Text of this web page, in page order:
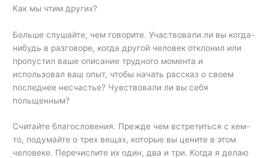
Как мы чтим других?
Больше слушайте, чем говорите. Участвовали ли вы когда-
нибудь в разговоре, когда другой человек отклонил или
пропустил ваше описание трудного момента и
использовал ваш опыт, чтобы начать рассказ о своем
последнее несчастье? Чувствовали ли вы себя
польщенным?
Считайте благословения. Прежде чем встретиться с кем-
то, подумайте о трех вещах, которые вы цените в этом
человеке. Перечислите их один, два и три. Когда я делаю